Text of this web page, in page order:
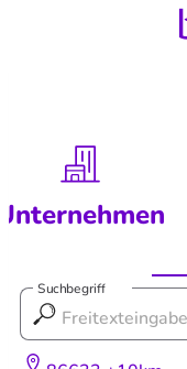
Suchbegriff